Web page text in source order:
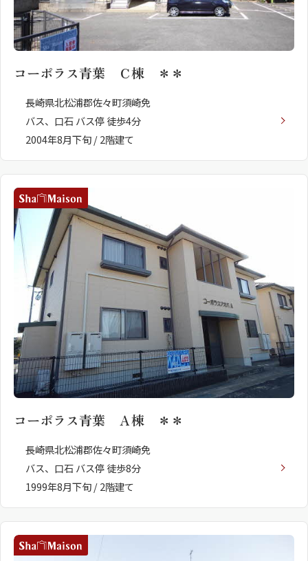
コーポラス青葉 Ｃ棟 ＊＊
長崎県北松浦郡佐々町須崎免
バス、口石 バス停 徒歩4分
2004年8月下旬 / 2階建て
コーポラス青葉 Ａ棟 ＊＊
長崎県北松浦郡佐々町須崎免
バス、口石 バス停 徒歩8分
1999年8月下旬 / 2階建て